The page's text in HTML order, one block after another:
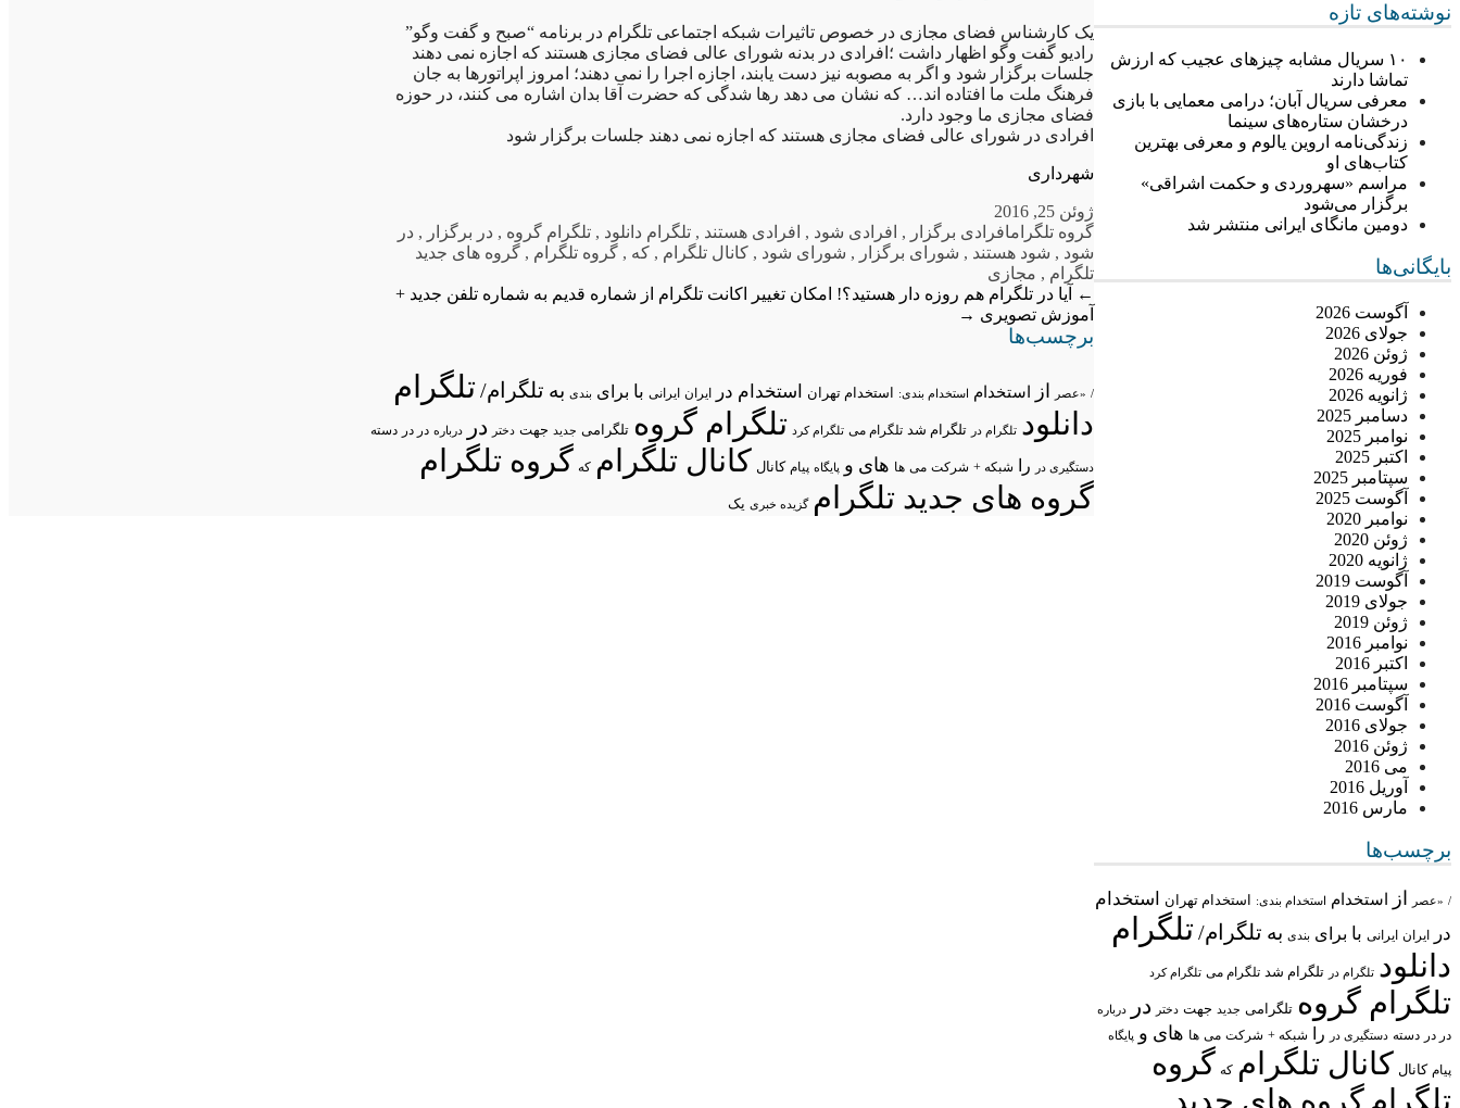
نوشته‌های تازه
۱۰ سریال مشابه چیزهای عجیب که ارزش
تماشا دارند
معرفی سریال آبان؛ درامی معمایی با بازی
درخشان ستاره‌های سینما
زندگی‌نامه اروین یالوم و معرفی بهترین
کتاب‌های او
مراسم «سهروردی و حکمت اشراقی»
برگزار می‌شود
دومین مانگای ایرانی منتشر شد
بایگانی‌ها
آگوست 2026
جولای 2026
ژوئن 2026
فوریه 2026
ژانویه 2026
دسامبر 2025
نوامبر 2025
اکتبر 2025
سپتامبر 2025
آگوست 2025
نوامبر 2020
ژوئن 2020
ژانویه 2020
آگوست 2019
جولای 2019
ژوئن 2019
نوامبر 2016
اکتبر 2016
سپتامبر 2016
آگوست 2016
جولای 2016
ژوئن 2016
می 2016
آوریل 2016
مارس 2016
برچسب‌ها
/ «عصر از استخدام استخدام بندی: استخدام تهران
استخدام
در
ایران ایرانی با برای بندی به تلگرام/ تلگرام
دانلود تلگرام در تلگرام شد تلگرام می تلگرام کرد
تلگرام گروه تلگرامی جدید جهت دختر در درباره
در در دسته دستگیری در را شبکه + شرکت می ها های و پایگاه
پیام کانال کانال تلگرام که گروه
تلگرام گروه های جدید
یک کارشناس فضای مجازی در خصوص تاثیرات شبکه اجتماعی تلگرام در برنامه “صبح و گفت وگو”
رادیو گفت وگو اظهار داشت ؛افرادی در بدنه شورای عالی فضای مجازی هستند که اجازه نمی دهند
جلسات برگزار شود و اگر به مصوبه نیز دست یابند، اجازه اجرا را نمی دهند؛ امروز اپراتورها به جان
فرهنگ ملت ما افتاده اند… که نشان می دهد رها شدگی که حضرت آقا بدان اشاره می کنند، در حوزه
فضای مجازی ما وجود دارد.
افرادی در شورای عالی فضای مجازی هستند که اجازه نمی دهند جلسات برگزار شود
شهرداری
ژوئن 25, 2016
گروه تلگرامافرادی برگزار , افرادی شود , افرادی هستند , تلگرام دانلود , تلگرام گروه , در برگزار , در
شود , شود هستند , شورای برگزار , شورای شود , کانال تلگرام , که , گروه تلگرام , گروه های جدید
تلگرام , مجازی
←
آیا در تلگرام هم روزه دار هستید؟! امکان تغییر اکانت تلگرام از شماره قدیم به شماره تلفن جدید +
آموزش تصویری →
برچسب‌ها
/ «عصر از استخدام استخدام بندی: استخدام تهران استخدام در ایران ایرانی با برای بندی به تلگرام/ تلگرام
دانلود تلگرام در تلگرام شد تلگرام می تلگرام کرد تلگرام گروه تلگرامی جدید جهت دختر در درباره در در دسته
دستگیری در را شبکه + شرکت می ها های و پایگاه پیام کانال کانال تلگرام که گروه تلگرام
گروه های جدید تلگرام گزیده خبری یک